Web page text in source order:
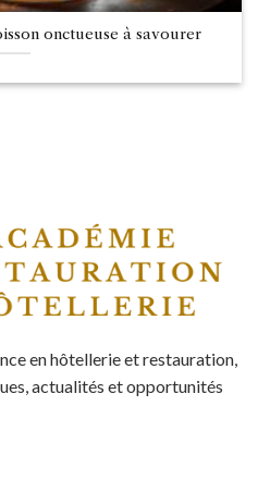
onctueuse à savourer
en hôtellerie et restauration,
actualités et opportunités